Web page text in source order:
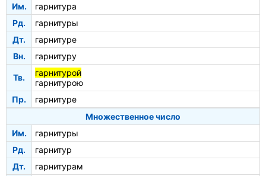
Им.
гарнитура
Рд.
гарнитуры
Дт.
гарнитуре
Вн.
гарнитуру
Тв.
гарнитурой
гарнитурою
Пр.
гарнитуре
Множественное число
Им.
гарнитуры
Рд.
гарнитур
Дт.
гарнитурам